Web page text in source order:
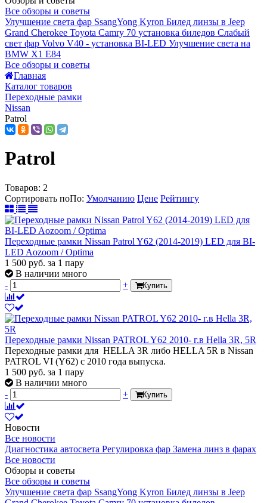
Все обзоры и советы
Улучшение света фар SsangYong Kyron Билед линзы в Jeep
Grand Cherokee Toyota Camry 70 установка биледов Слабый
свет фар Volvo V40 - установка BI-LED Улучшение света на
BMW X1 E84
Все обзоры и советы
Главная
Каталог товаров
Переходные рамки
Nissan
Patrol
Patrol
Товаров: 2
Сортировать поПо: Умолчанию Цене Рейтингу
Переходные рамки Nissan Patrol Y62 (2014-2019) LED для BI-
LED Aozoom / Optima
1 500 руб. за 1 пару
В наличии много
-
+ Купить
Переходные рамки Nissan PATROL Y62 2010- г.в Hella 3R, 5R
Переходные рамки для HELLA 3R либо HELLA 5R в Nissan
PATROL VI (Y62) c 2010 года выпуска.
1 500 руб. за 1 пару
В наличии много
-
+ Купить
Новости
Все новости
Диагностика автосвета Регулировка фар Замена линз в фарах
Все новости
Обзоры и советы
Все обзоры и советы
Улучшение света фар SsangYong Kyron Билед линзы в Jeep